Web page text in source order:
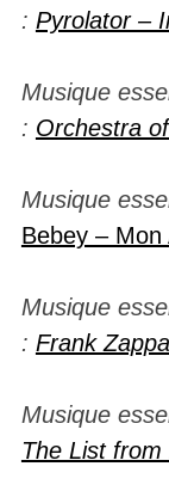
: Pyrolator –
Musique
: Orchestra
Musique
Bebey –
Musique
: Frank
Musique
The List from